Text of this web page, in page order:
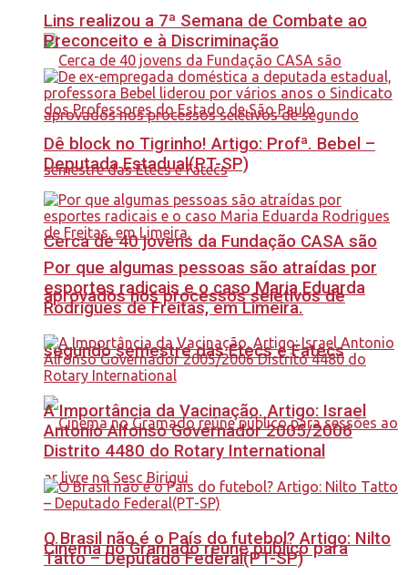
Cerca de 40 jovens da Fundação CASA são
aprovados nos processos seletivos de
segundo semestre das Etecs e Fatecs
Cinema no Gramado reúne público para
Lins realizou a 7ª Semana de Combate ao
Preconceito e à Discriminação
Dê block no Tigrinho! Artigo: Profª. Bebel –
Deputada Estadual(PT-SP)
Por que algumas pessoas são atraídas por
esportes radicais e o caso Maria Eduarda
Rodrigues de Freitas, em Limeira.
A Importância da Vacinação. Artigo: Israel
Antonio Alfonso Governador 2005/2006
Distrito 4480 do Rotary International
O Brasil não é o País do futebol? Artigo: Nilto
Tatto – Deputado Federal(PT-SP)